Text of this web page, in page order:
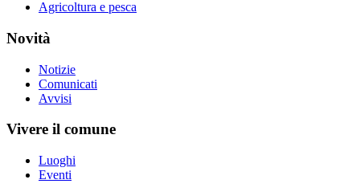
Agricoltura e pesca
Novità
Notizie
Comunicati
Avvisi
Vivere il comune
Luoghi
Eventi